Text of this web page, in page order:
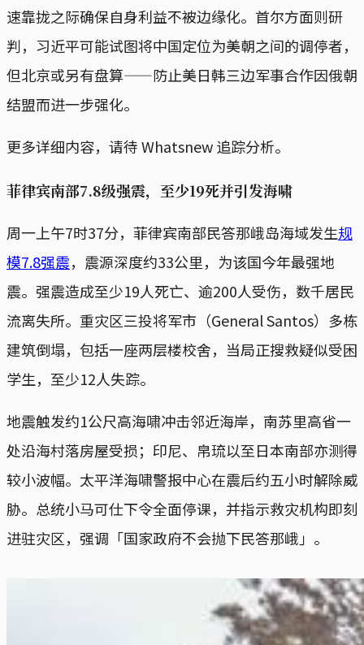
速靠拢之际确保自身利益不被边缘化。首尔方面则研
判，习近平可能试图将中国定位为美朝之间的调停者，
但北京或另有盘算——防止美日韩三边军事合作因俄朝
结盟而进一步强化。
更多详细内容，请待 Whatsnew 追踪分析。
菲律宾南部7.8级强震，至少19死并引发海啸
周一上午7时37分，菲律宾南部民答那峨岛海域发生规
模7.8强震，震源深度约33公里，为该国今年最强地
震。强震造成至少19人死亡、逾200人受伤，数千居民
流离失所。重灾区三投将军市（General Santos）多栋
建筑倒塌，包括一座两层楼校舍，当局正搜救疑似受困
学生，至少12人失踪。
地震触发约1公尺高海啸冲击邻近海岸，南苏里高省一
处沿海村落房屋受损；印尼、帛琉以至日本南部亦测得
较小波幅。太平洋海啸警报中心在震后约五小时解除威
胁。总统小马可仕下令全面停课，并指示救灾机构即刻
进驻灾区，强调「国家政府不会抛下民答那峨」。